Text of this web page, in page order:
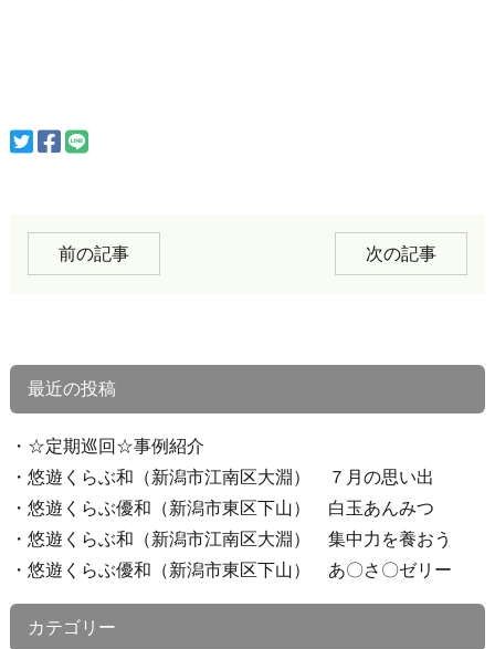
前の記事 次の記事
最近の投稿
☆定期巡回☆事例紹介
悠遊くらぶ和（新潟市江南区大淵） ７月の思い出
悠遊くらぶ優和（新潟市東区下山） 白玉あんみつ
悠遊くらぶ和（新潟市江南区大淵） 集中力を養おう
悠遊くらぶ優和（新潟市東区下山） あ〇さ〇ゼリー
カテゴリー